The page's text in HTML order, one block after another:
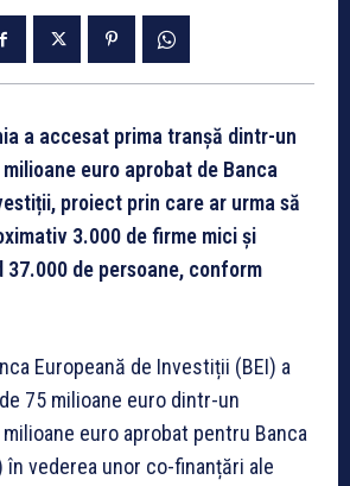
a accesat prima tranșă dintr-un
euro aprobat de Banca
proiect prin care ar urma să
3.000 de firme mici și
37.000 de persoane, conform
Europeană de Investiții (BEI) a
75 milioane euro dintr-un
euro aprobat pentru Banca
în vederea unor co-finanțări ale